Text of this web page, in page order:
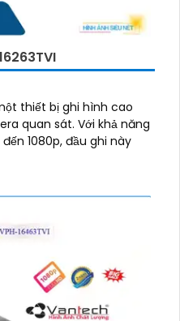
thiết bị ghi hình cao
Với khả năng
1080p, đầu ghi này